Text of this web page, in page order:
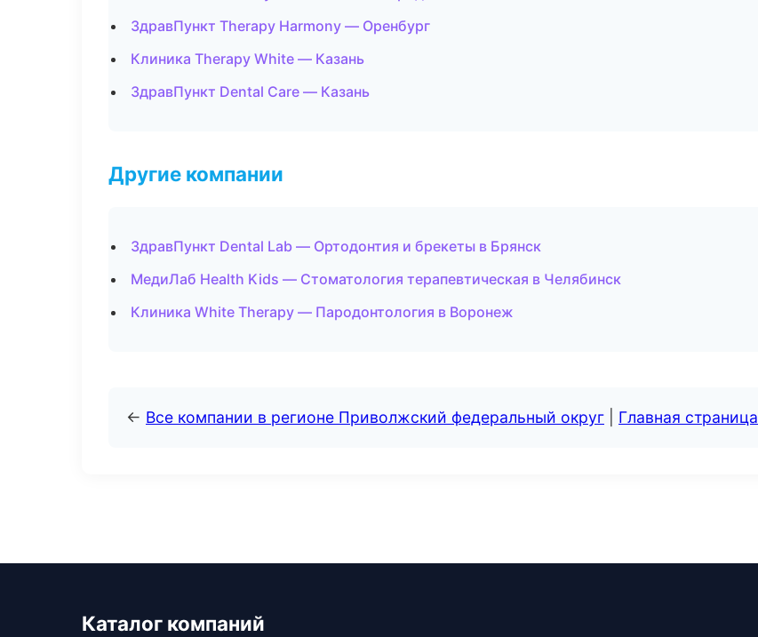
ЗдравПункт Therapy Harmony — Оренбург
Клиника Therapy White — Казань
ЗдравПункт Dental Care — Казань
Другие компании
ЗдравПункт Dental Lab — Ортодонтия и брекеты в Брянск
МедиЛаб Health Kids — Стоматология терапевтическая в Челябинск
Клиника White Therapy — Пародонтология в Воронеж
← Все компании в регионе Приволжский федеральный округ Главная страница
Каталог компаний